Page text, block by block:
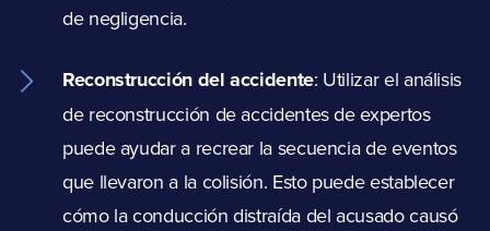
de negligencia.
Reconstrucción del accidente: Utilizar el análisis
de reconstrucción de accidentes de expertos
puede ayudar a recrear la secuencia de eventos
que llevaron a la colisión. Esto puede establecer
cómo la conducción distraída del acusado causó